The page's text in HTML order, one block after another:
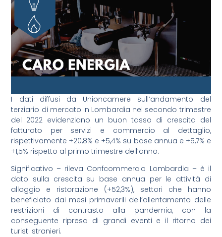
I dati diffusi da Unioncamere sull’andamento del
terziario di mercato in Lombardia nel secondo trimestre
del 2022 evidenziano un buon tasso di crescita del
fatturato per servizi e commercio al dettaglio,
rispettivamente +20,8% e +5,4% su base annua e +5,7% e
+1,5% rispetto al primo trimestre dell’anno.
Significativo – rileva Confcommercio Lombardia – è il
dato sulla crescita su base annua per le attività di
alloggio e ristorazione (+52,3%), settori che hanno
beneficiato dai mesi primaverili dell’allentamento delle
restrizioni di contrasto alla pandemia, con la
conseguente ripresa di grandi eventi e il ritorno dei
turisti stranieri.